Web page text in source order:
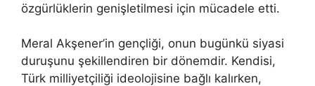
özgürlüklerin genişletilmesi için mücadele etti.
Meral Akşener’in gençliği, onun bugünkü siyasi
duruşunu şekillendiren bir dönemdir. Kendisi,
Türk milliyetçiliği ideolojisine bağlı kalırken,